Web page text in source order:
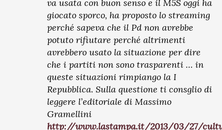
va usata con buon senso e il M5S oggi ha
giocato sporco, ha proposto lo streaming
perché sapeva che il Pd non avrebbe
potuto rifiutare perché altrimenti
avrebbero usato la situazione per dire
che i partiti non sono trasparenti … in
queste situazioni rimpiango la I
Repubblica. Sulla questione ti consglio di
leggere l’editoriale di Massimo
Gramellini
http://www.lastampa.it/2013/03/27/